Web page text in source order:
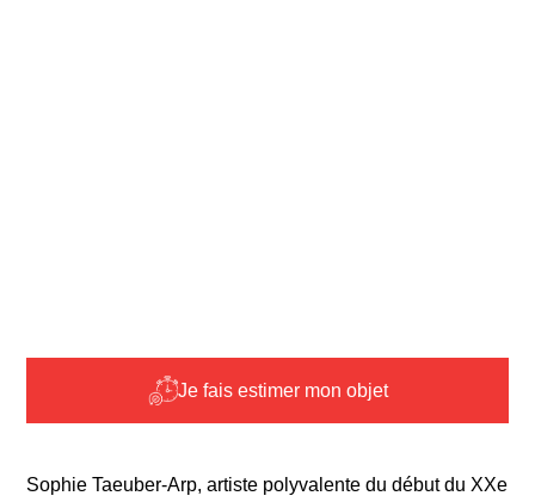
Je fais estimer mon objet
Sophie Taeuber-Arp, artiste polyvalente du début du XXe